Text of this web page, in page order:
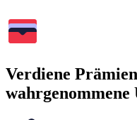
Verdiene
wahrgenommene